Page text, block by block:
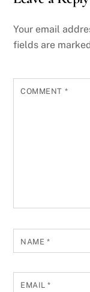
Your email
fields are
COMMENT *
NAME *
EMAIL*